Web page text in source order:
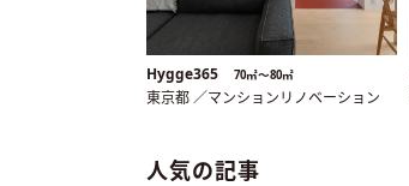
Hygge365 70㎡〜80㎡
東京都 ／マンションリノベーション
人気の記事